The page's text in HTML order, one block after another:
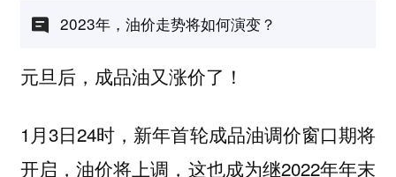
2023年，油价走势将如何演变？
元旦后，成品油又涨价了！
1月3日24时，新年首轮成品油调价窗口期将
开启，油价将上调，这也成为继2022年年末